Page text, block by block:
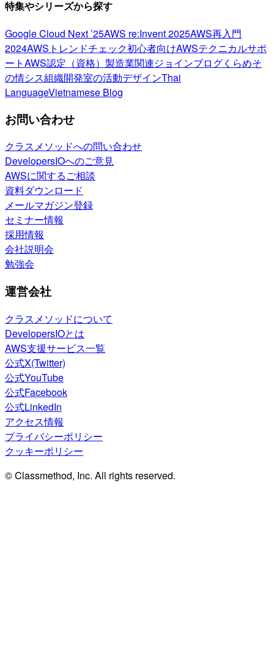
特集やシリーズから探す
Google Cloud Next ’25AWS re:Invent 2025AWS再入門
2024AWSトレンドチェック初心者向けAWSテクニカルサポ
ートAWS認定（資格） 製造業関連ジョインブログくらめそ
の情シス組織開発室の活動デザインThai
LanguageVietnamese Blog
お問い合わせ
クラスメソッドへの問い合わせ
DevelopersIOへのご意見
AWSに関するご相談
資料ダウンロード
メールマガジン登録
セミナー情報
採用情報
会社説明会
勉強会
運営会社
クラスメソッドについて
DevelopersIOとは
AWS支援サービス一覧
公式X(Twitter)
公式YouTube
公式Facebook
公式LinkedIn
アクセス情報
プライバシーポリシー
クッキーポリシー
© Classmethod, Inc. All rights reserved.